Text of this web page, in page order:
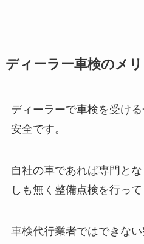
ディーラー車検のメリ
ディーラーで車検を受け
安全です。
自社の車であれば専門と
しも無く整備点検を行って
車検代行業者ではできな